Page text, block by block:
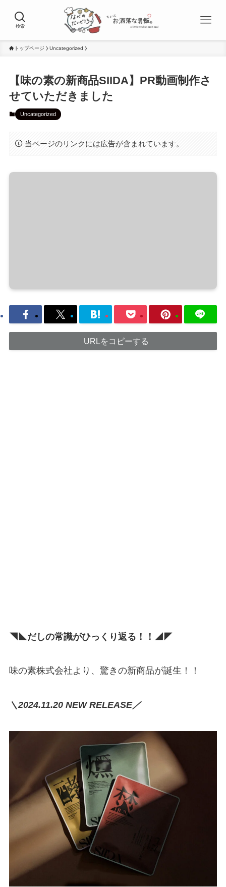
検索
トップページ Uncategorized
【味の素の新商品SIIDA】PR動画制作さ
せていただきました
Uncategorized
当ページのリンクには広告が含まれています。
URLをコピーする
◥◣だしの常識がひっくり返る！！◢◤
味の素株式会社より、驚きの新商品が誕生！！
＼2024.11.20 NEW RELEASE／